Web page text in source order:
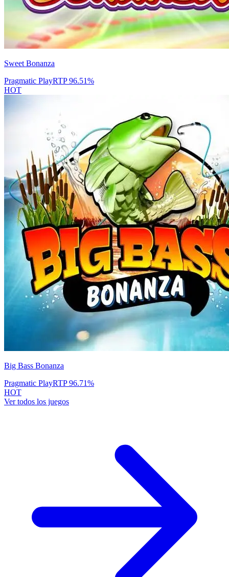
Sweet Bonanza
Pragmatic PlayRTP96.51%
HOT
Big Bass Bonanza
Pragmatic PlayRTP96.71%
HOT
Ver todos los juegos